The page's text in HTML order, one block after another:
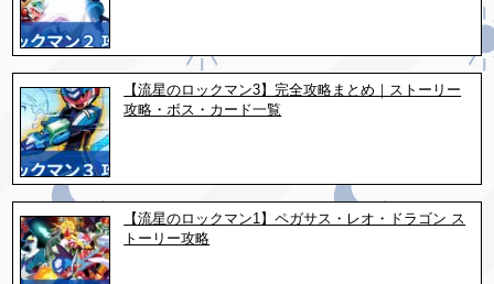
【流星のロックマン3】完全攻略まとめ｜ストーリー
攻略・ボス・カード一覧
【流星のロックマン1】ペガサス・レオ・ドラゴン ス
トーリー攻略